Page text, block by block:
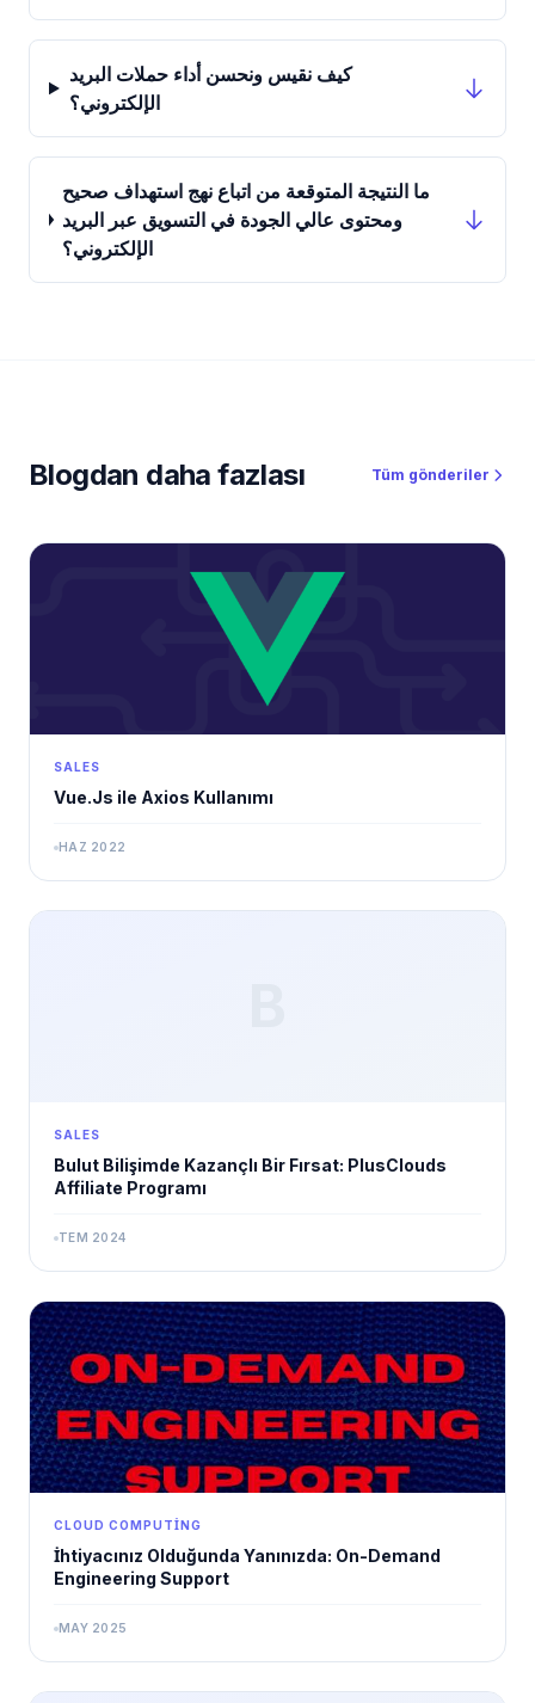
كيف نقيس ونحسن أداء حملات البريد
الإلكتروني؟
ما النتيجة المتوقعة من اتباع نهج استهداف صحيح
ومحتوى عالي الجودة في التسويق عبر البريد
الإلكتروني؟
Blogdan daha fazlası Tüm gönderiler
SALES
Vue.Js ile Axios Kullanımı
HAZ 2022
SALES
Bulut Bilişimde Kazançlı Bir Fırsat: PlusClouds
Affiliate Programı
TEM 2024
CLOUD COMPUTING
İhtiyacınız Olduğunda Yanınızda: On-Demand
Engineering Support
MAY 2025